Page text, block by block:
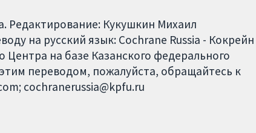
Редактирование: Кукушкин Михаил
на русский язык: Cochrane Russia - Кокрейн
на базе Казанского федерального
переводом, пожалуйста, обращайтесь к
cochranerussia@kpfu.ru